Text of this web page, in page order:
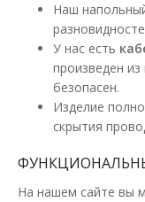
Наш
У нас есть
произведен
безопасен.
Изделие
скрытия
На нашем сайте вы